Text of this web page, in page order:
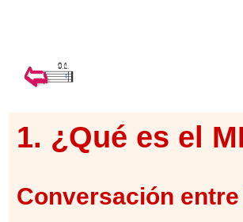
1. ¿Qué es el
Conversación